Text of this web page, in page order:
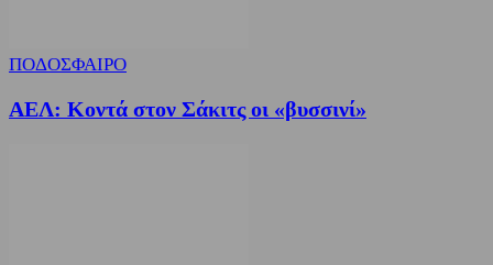
ΠΟΔΟΣΦΑΙΡΟ
ΑΕΛ: Κοντά στον Σάκιτς οι «βυσσινί»